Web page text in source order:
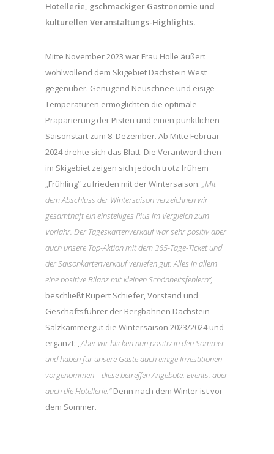
Hotellerie, gschmackiger Gastronomie und
kulturellen Veranstaltungs-Highlights.
Mitte November 2023 war Frau Holle äußert
wohlwollend dem Skigebiet Dachstein West
gegenüber. Genügend Neuschnee und eisige
Temperaturen ermöglichten die optimale
Präparierung der Pisten und einen pünktlichen
Saisonstart zum 8. Dezember. Ab Mitte Februar
2024 drehte sich das Blatt. Die Verantwortlichen
im Skigebiet zeigen sich jedoch trotz frühem
„Frühling“ zufrieden mit der Wintersaison. „Mit
dem Abschluss der Wintersaison verzeichnen wir
gesamthaft ein einstelliges Plus im Vergleich zum
Vorjahr. Der Tageskartenverkauf war sehr positiv aber
auch unsere Top-Aktion mit dem 365-Tage-Ticket und
der Saisonkartenverkauf verliefen gut. Alles in allem
eine positive Bilanz mit kleinen Schönheitsfehlern“,
beschließt Rupert Schiefer, Vorstand und
Geschäftsführer der Bergbahnen Dachstein
Salzkammergut die Wintersaison 2023/2024 und
ergänzt: „Aber wir blicken nun positiv in den Sommer
und haben für unsere Gäste auch einige Investitionen
vorgenommen – diese betreffen Angebote, Events, aber
auch die Hotellerie.“Denn nach dem Winter ist vor
dem Sommer.